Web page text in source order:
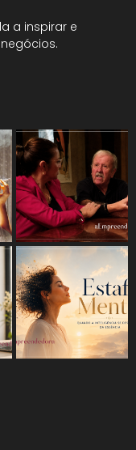
a inspirar e